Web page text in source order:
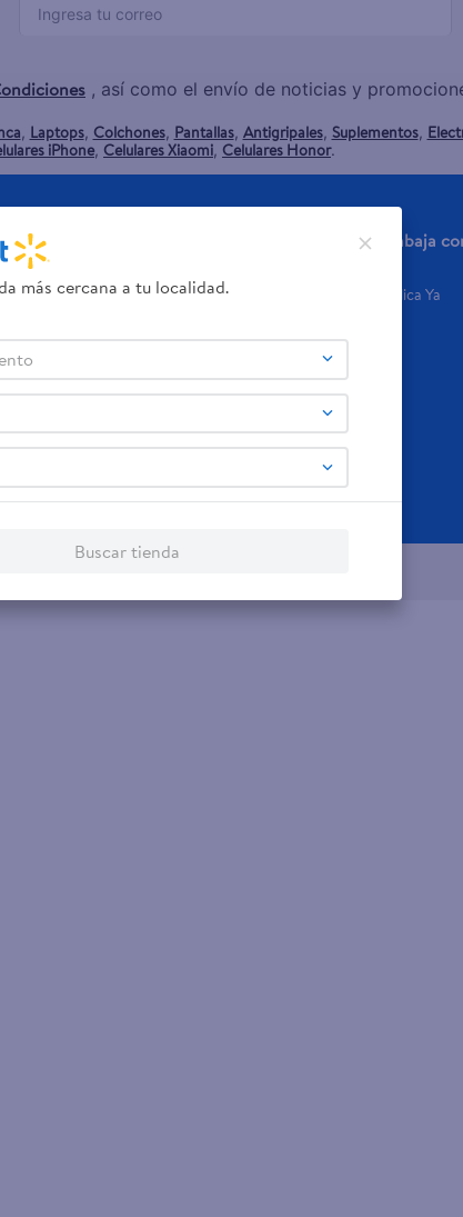
, así como el envío de noticias y
, Laptops, Colchones, Pantallas, Antigripales, Suplementos,
iPhone, Celulares Xiaomi, Celulares Honor.
Tarjeta de Crédito
Trabaja
Aplica Ya
más cercana a tu localidad.
Buscar tienda